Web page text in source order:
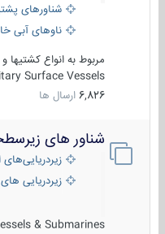
شناورهای
ناوهای آبی
مربوط به انواع کشتیها و
Surface Vessels
6,826 ارسال ها
شناور های
زیردریایی‌های
زیردریایی های
& Submarines